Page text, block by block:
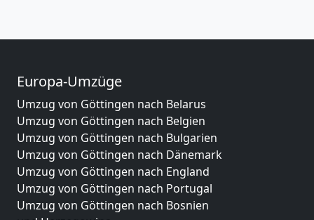
Europa-Umzüge
Umzug von Göttingen nach Belarus
Umzug von Göttingen nach Belgien
Umzug von Göttingen nach Bulgarien
Umzug von Göttingen nach Dänemark
Umzug von Göttingen nach England
Umzug von Göttingen nach Portugal
Umzug von Göttingen nach Bosnien